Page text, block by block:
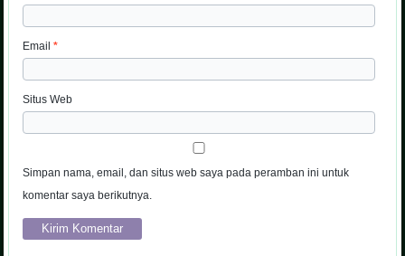
Email*
Situs Web
Simpan nama, email, dan situs web saya pada peramban ini untuk
komentar saya berikutnya.